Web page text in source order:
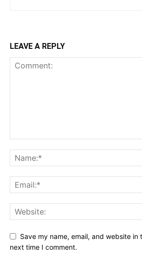
LEAVE A REPLY
Save my name, email, and website in
next time I comment.